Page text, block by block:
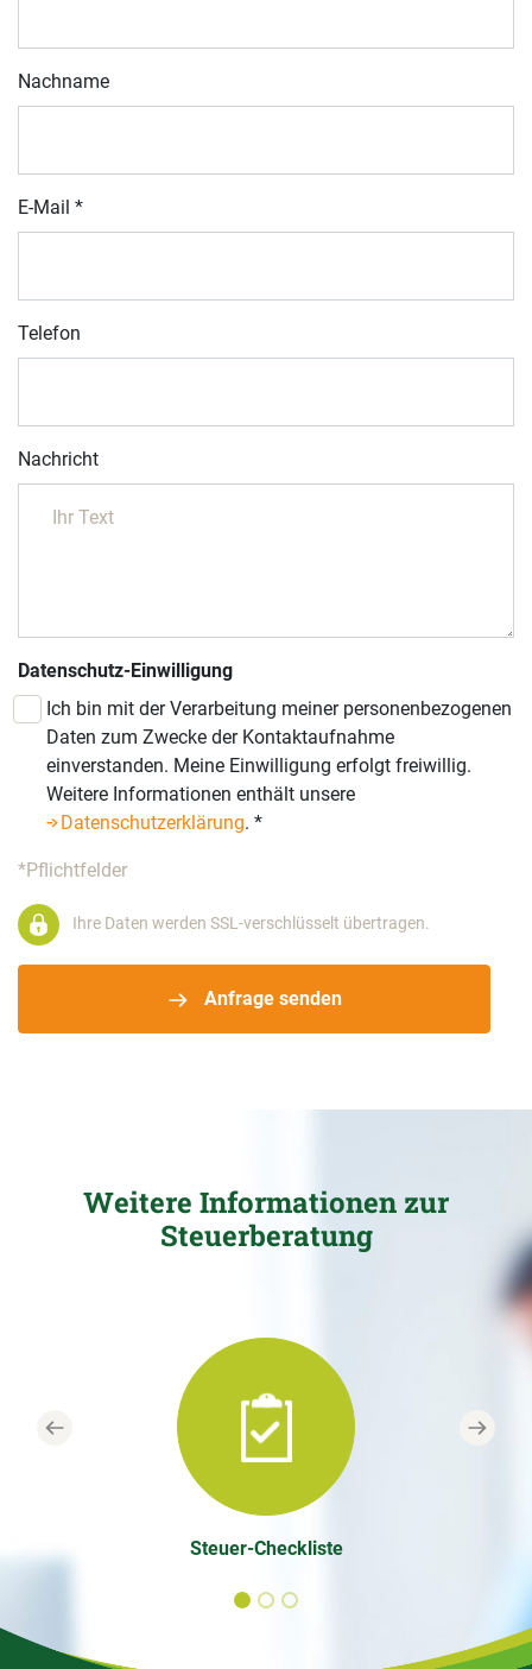
Nachname
E-Mail *
Telefon
Nachricht
Datenschutz-Einwilligung
Ich bin mit der Verarbeitung meiner personenbezogenen
Daten zum Zwecke der Kontaktaufnahme
einverstanden. Meine Einwilligung erfolgt freiwillig.
Weitere Informationen enthält unsere
Datenschutzerklärung. *
*Pflichtfelder
Anfrage senden
Ihre Daten werden SSL-verschlüsselt übertragen.
Weitere Informationen zur
Steuerberatung
Steuer-Checkliste
Previous Next